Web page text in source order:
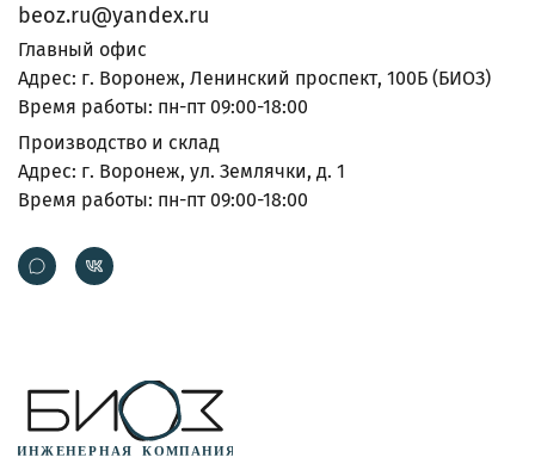
beoz.ru@yandex.ru
Главный офис
Адрес: г. Воронеж, Ленинский проспект, 100Б (БИОЗ)
Время работы: пн-пт 09:00-18:00
Производство и склад
Адрес: г. Воронеж, ул. Землячки, д. 1
Время работы: пн-пт 09:00-18:00